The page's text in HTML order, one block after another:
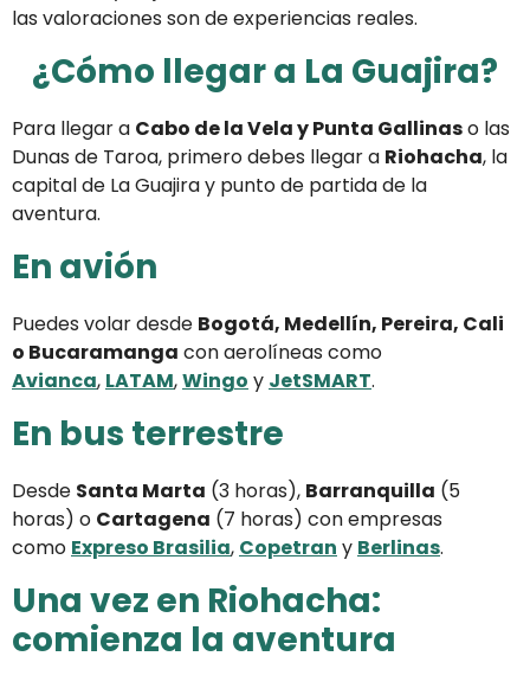
las valoraciones son de experiencias reales.
¿Cómo llegar a La Guajira?
Para llegar a Cabo de la Vela y Punta Gallinaso las
Dunas de Taroa, primero debes llegar a Riohacha, la
capital de La Guajira y punto de partida de la
aventura.
En avión
Puedes volar desde Bogotá, Medellín, Pereira, Cali
o Bucaramanga con aerolíneas como
Avianca, LATAM,Wingo y JetSMART.
En bus terrestre
Desde Santa Marta (3 horas), Barranquilla (5
horas) o Cartagena (7 horas) con empresas
como Expreso Brasilia, Copetran y Berlinas.
Una vez en Riohacha:
comienza la aventura